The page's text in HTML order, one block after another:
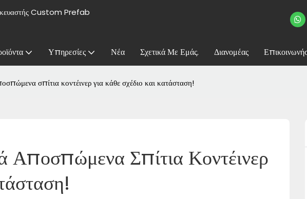
Custom Prefab
Υπηρεσίες Νέα Σχετικά Με Εμάς. Διανομέας
σπίτια κοντέινερ για κάθε σχέδιο και κατάσταση!
Αποσπώμενα Σπίτια Κοντέινερ